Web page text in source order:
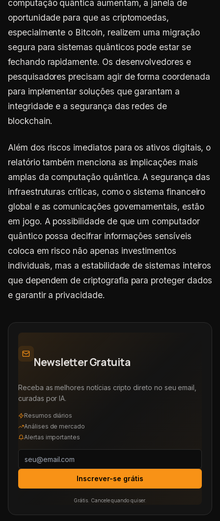
computação quântica aumentam, a janela de
oportunidade para que as criptomoedas,
especialmente o Bitcoin, realizem uma migração
segura para sistemas quânticos pode estar se
fechando rapidamente. Os desenvolvedores e
pesquisadores precisam agir de forma coordenada
para implementar soluções que garantam a
integridade e a segurança das redes de
blockchain.
Além dos riscos imediatos para os ativos digitais, o
relatório também menciona as implicações mais
amplas da computação quântica. A segurança das
infraestruturas críticas, como o sistema financeiro
global e as comunicações governamentais, estão
em jogo. A possibilidade de que um computador
quântico possa decifrar informações sensíveis
coloca em risco não apenas investimentos
individuais, mas a estabilidade de sistemas inteiros
que dependem de criptografia para proteger dados
e garantir a privacidade.
Newsletter Gratuita
Receba as melhores notícias cripto direto no seu email,
curadas por IA.
Resumos diários
Análises de mercado
Alertas importantes
Inscrever-se grátis
Grátis. Cancele quando quiser.